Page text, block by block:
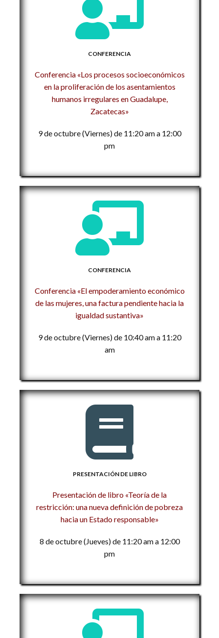
CONFERENCIA
Conferencia «Los procesos socioeconómicos
en la proliferación de los asentamientos
humanos irregulares en Guadalupe,
Zacatecas»
9 de octubre (Viernes) de 11:20 am a 12:00
pm
CONFERENCIA
Conferencia «El empoderamiento económico
de las mujeres, una factura pendiente hacia la
igualdad sustantiva»
9 de octubre (Viernes) de 10:40 am a 11:20
am
PRESENTACIÓN DE LIBRO
Presentación de libro «Teoría de la
restricción: una nueva definición de pobreza
hacia un Estado responsable»
8 de octubre (Jueves) de 11:20 am a 12:00
pm